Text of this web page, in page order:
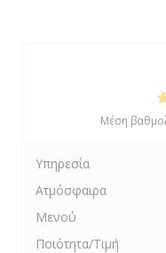
Μέση
Υπηρεσία
Ατμόσφαιρα
Μενού
Ποιότητα/Τιμή